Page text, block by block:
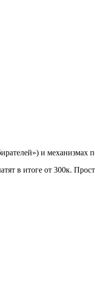
и механизмах
в итоге от 300к.